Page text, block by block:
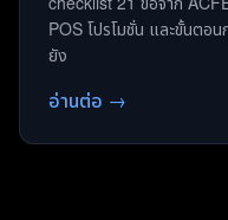
POS โปรโมชั่น และขั้นตอ
ยัง
อ่านต่อ →